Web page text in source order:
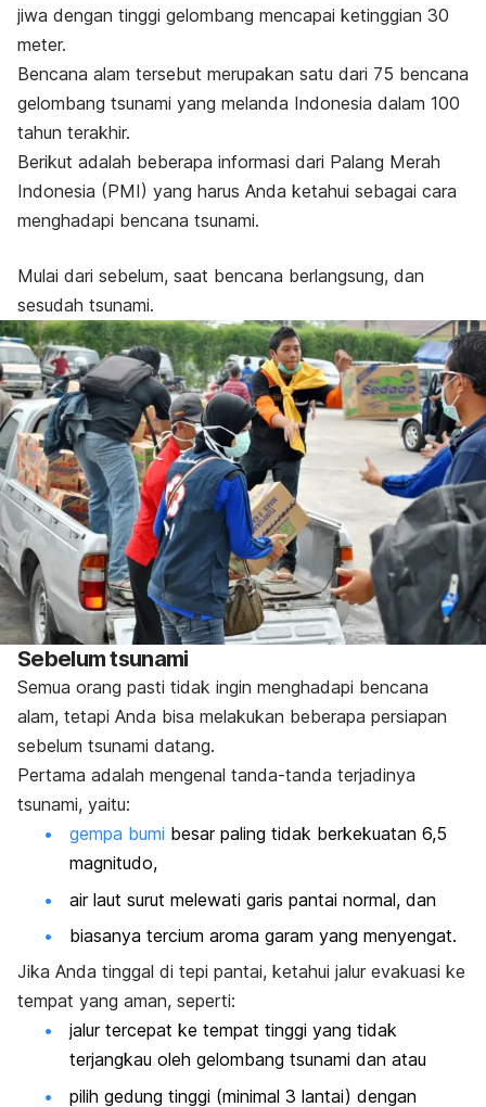
jiwa dengan tinggi gelombang mencapai ketinggian 30
meter.
Bencana alam tersebut merupakan satu dari 75 bencana
gelombang tsunami yang melanda Indonesia dalam 100
tahun terakhir.
Berikut adalah beberapa informasi dari Palang Merah
Indonesia (PMI) yang harus Anda ketahui sebagai cara
menghadapi bencana tsunami.
Mulai dari sebelum, saat bencana berlangsung, dan
sesudah tsunami.
Sebelum tsunami
Semua orang pasti tidak ingin menghadapi bencana
alam, tetapi Anda bisa melakukan beberapa persiapan
sebelum tsunami datang.
Pertama adalah mengenal tanda-tanda terjadinya
tsunami, yaitu:
gempa bumi besar paling tidak berkekuatan 6,5
magnitudo,
air laut surut melewati garis pantai normal, dan
biasanya tercium aroma garam yang menyengat.
Jika Anda tinggal di tepi pantai, ketahui jalur evakuasi ke
tempat yang aman, seperti:
jalur tercepat ke tempat tinggi yang tidak
terjangkau oleh gelombang tsunami dan atau
pilih gedung tinggi (minimal 3 lantai) dengan